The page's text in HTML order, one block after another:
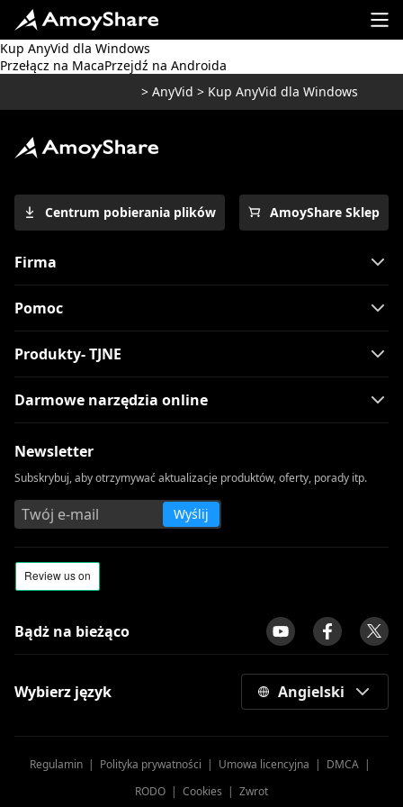
Kup AnyVid dla Windows
Przełącz na MacaPrzejdź na Androida
> AnyVid > Kup AnyVid dla Windows
Centrum pobierania plików AmoyShare Sklep
Firma
Pomoc
Produkty- TJNE
Darmowe narzędzia online
Newsletter
Subskrybuj, aby otrzymywać aktualizacje produktów, oferty, porady itp.
Wyślij
Bądż na bieżąco
Wybierz język Angielski
Regulamin | Polityka prywatności | Umowa licencyjna | DMCA |
RODO | Cookies | Zwrot